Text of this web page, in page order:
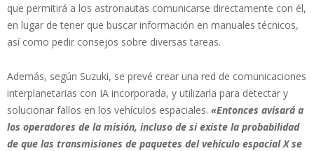
que permitirá a los astronautas comunicarse directamente con él,
en lugar de tener que buscar información en manuales técnicos,
así como pedir consejos sobre diversas tareas.
Además, según Suzuki, se prevé crear una red de comunicaciones
interplanetarias con IA incorporada, y utilizarla para detectar y
solucionar fallos en los vehículos espaciales. «Entonces avisará a
los operadores de la misión, incluso de si existe la probabilidad
de que las transmisiones de paquetes del vehículo espacial X se